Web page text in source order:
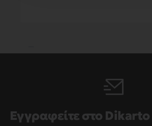
Εγγραφείτε στο